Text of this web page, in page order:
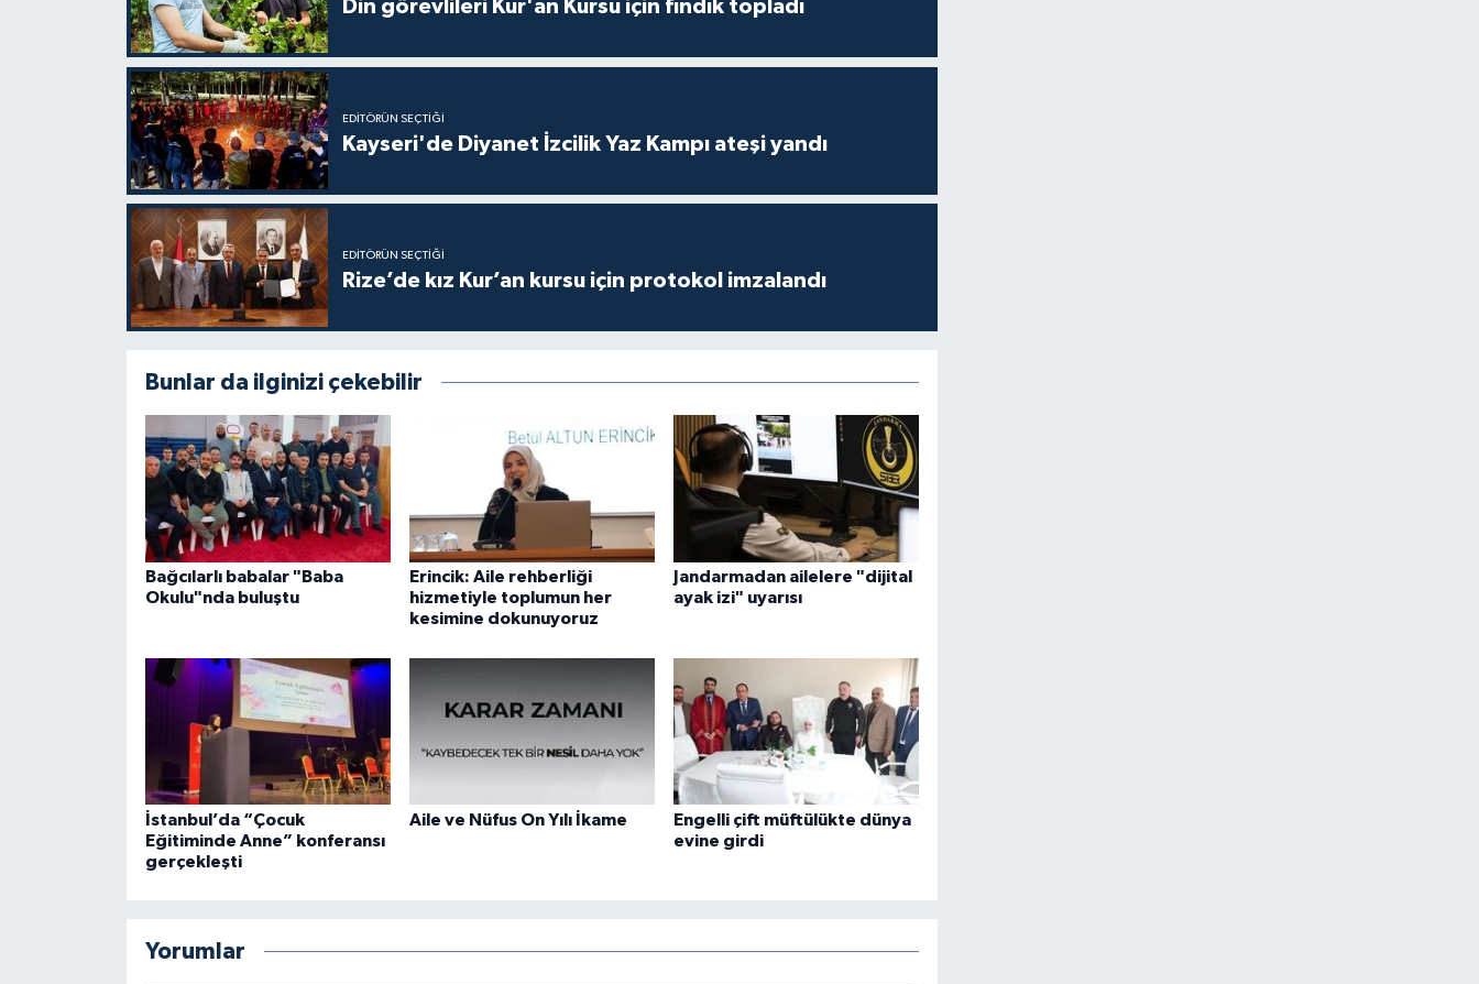
Din görevlileri Kur'an Kursu için fındık topladı
EDITÖRÜN SEÇTIĞI
Kayseri'de Diyanet İzcilik Yaz Kampı ateşi yandı
EDITÖRÜN SEÇTIĞI
Rize’de kız Kur’an kursu için protokol imzalandı
Bunlar da ilginizi çekebilir
Bağcılarlı babalar "Baba
Okulu"nda buluştu
Erincik: Aile rehberliği
hizmetiyle toplumun her
kesimine dokunuyoruz
Jandarmadan ailelere "dijital
ayak izi" uyarısı
İstanbul’da “Çocuk
Eğitiminde Anne” konferansı
gerçekleşti
Aile ve Nüfus On Yılı İkame
Engelli çift müftülükte dünya
evine girdi
Yorumlar
İzmir Müftülüğü
Kahramanmaraş Müftülüğü
Karabük Müftülüğü
Karaman Müftülüğü
Kars Müftülüğü
Kastamonu Müftülüğü
Kayseri Müftülüğü
Kilis Müftülüğü
Kırıkkale Müftülüğü
Kırklareli Müftülüğü
Kocaeli Müftülüğü
Konya Müftülüğü
Kütahya Müftülüğü
Malatya Müftülüğü
Mardin Müftülüğü